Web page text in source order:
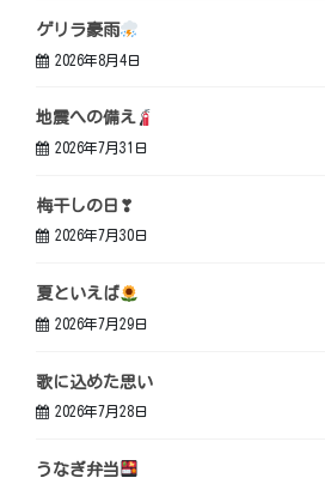
ゲリラ豪雨
2026年8月4日
地震への備え
2026年7月31日
梅干しの日❣
2026年7月30日
夏といえば
2026年7月29日
歌に込めた思い
2026年7月28日
うなぎ弁当